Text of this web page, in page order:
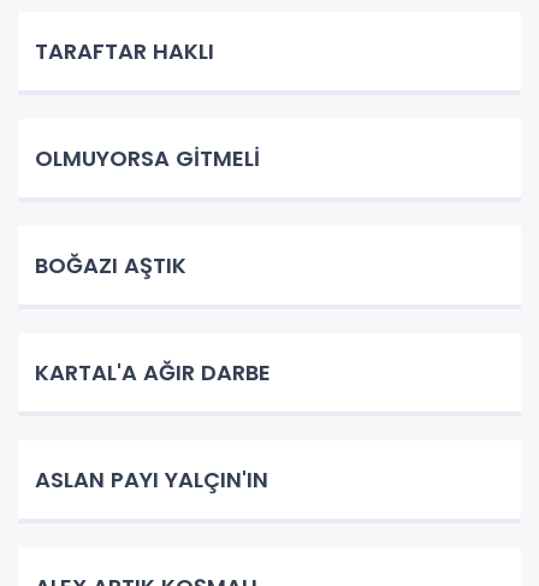
TARAFTAR HAKLI
OLMUYORSA GİTMELİ
BOĞAZI AŞTIK
KARTAL'A AĞIR DARBE
ASLAN PAYI YALÇIN'IN